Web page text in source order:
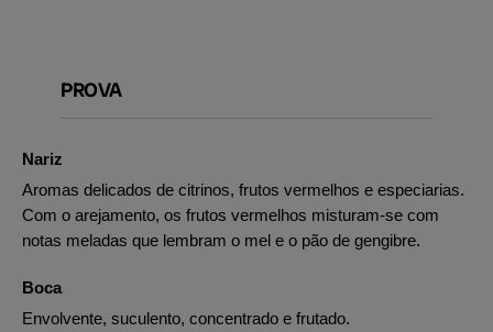
PROVA
Nariz
Aromas delicados de citrinos, frutos vermelhos e especiarias.
Com o arejamento, os frutos vermelhos misturam-se com
notas meladas que lembram o mel e o pão de gengibre.
Boca
Envolvente, suculento, concentrado e frutado.